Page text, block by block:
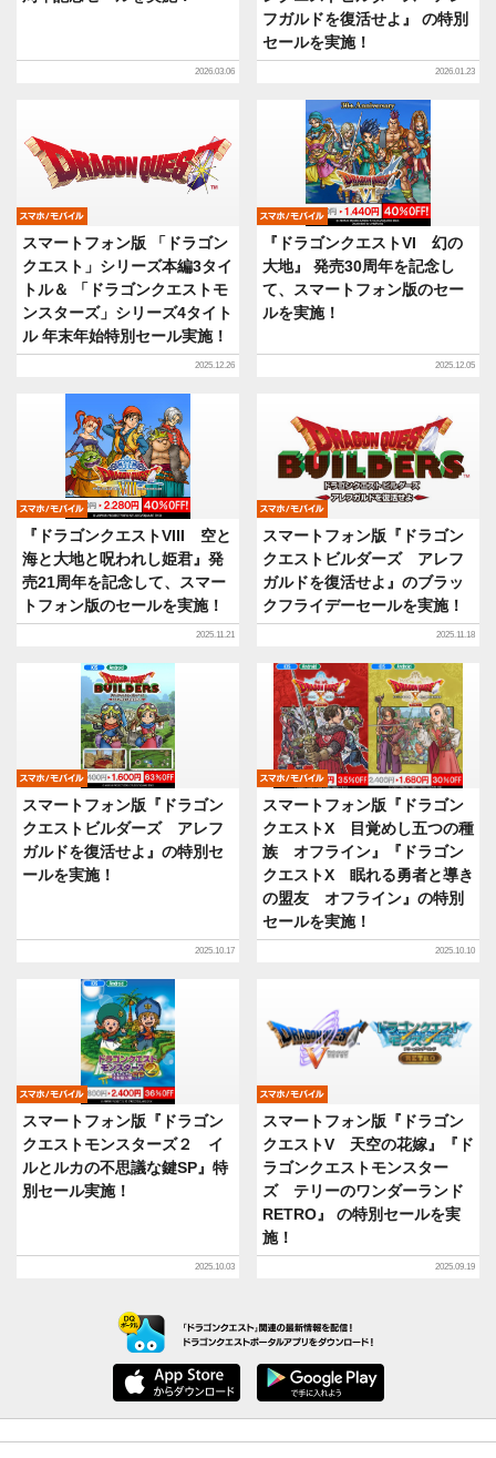
2026.03.06
フガルドを復活せよ』 の特別
セールを実施！
2026.01.23
スマートフォン版 「ドラゴン
クエスト」シリーズ本編3タイ
トル＆ 「ドラゴンクエストモ
ンスターズ」シリーズ4タイト
ル 年末年始特別セール実施！
2025.12.26
モバイル
『ドラゴンクエストVI 幻の
大地』 発売30周年を記念し
て、スマートフォン版のセー
ルを実施！
2025.12.05
モバイル
『ドラゴンクエストVIII 空と
海と大地と呪われし姫君』発
売21周年を記念して、スマー
トフォン版のセールを実施！
2025.11.21
スマートフォン版『ドラゴン
クエストビルダーズ アレフ
ガルドを復活せよ』のブラッ
クフライデーセールを実施！
2025.11.18
モバイル
スマートフォン版『ドラゴン
クエストビルダーズ アレフ
ガルドを復活せよ』の特別セ
ールを実施！
2025.10.17
モバイル
スマートフォン版『ドラゴン
クエストX 目覚めし五つの種
族 オフライン』『ドラゴン
クエストX 眠れる勇者と導き
の盟友 オフライン』の特別
セールを実施！
2025.10.10
モバイル
スマートフォン版『ドラゴン
クエストモンスターズ２ イ
ルとルカの不思議な鍵SP』特
別セール実施！
2025.10.03
スマートフォン版『ドラゴン
クエストV 天空の花嫁』『ド
ラゴンクエストモンスター
ズ テリーのワンダーランド
RETRO』 の特別セールを実
施！
2025.09.19